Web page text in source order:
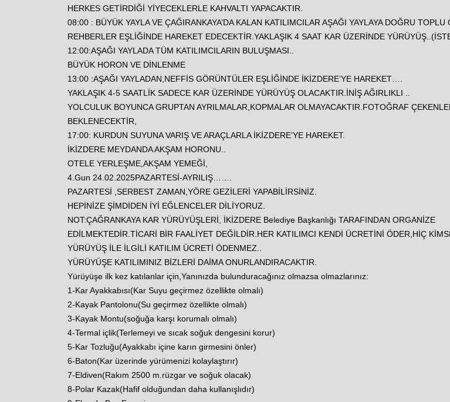
HERKES GETİRDİĞİ YİYECEKLERLE KAHVALTI YAPACAKTIR.
08:00 : BÜYÜK YAYLA VE ÇAĞIRANKAYA’DA KALAN KATILIMCILAR AŞAĞI YAYLAYA DOĞRU TOPLU
REHBERLER EŞLİĞİNDE HAREKET EDECEKTİR.YAKLAŞIK 4 SAAT KAR ÜZERİNDE
12:00:AŞAĞI YAYLADA TÜM KATILIMCILARIN BULUŞMASI..
BÜYÜK HORON VE DİNLENME
13:00 :AŞAĞI YAYLADAN,NEFFİS GÖRÜNTÜLER EŞLİĞİNDE İKİZDERE’YE HAREKET….
YAKLAŞIK 4-5 SAATLİK SADECE KAR ÜZERİNDE YÜRÜYÜŞ OLACAKTIR.İNİŞ AĞIRLIKLI ..
YOLCULUK BOYUNCA GRUPTAN AYRILMALAR,KOPMALAR OLMAYACAKTIR.FOTOĞRAF
BEKLENECEKTİR,
17:00: KURDUN SUYUNA VARIŞ VE ARAÇLARLA İKİZDERE’YE HAREKET.
İKİZDERE MEYDANDA AKŞAM HORONU..
OTELE YERLEŞME,AKŞAM YEMEĞİ,
4.Gun 24.02.2025PAZARTESİ-AYRILIŞ…….
PAZARTESİ ,SERBEST ZAMAN,YÖRE GEZİLERİ YAPABİLİRSİNİZ.
HEPİNİZE ŞİMDİDEN İYİ EĞLENCELER DİLİYORUZ.
NOT:ÇAĞRANKAYA KAR YÜRÜYÜŞLERİ, İKİZDERE Belediye Başkanlığı TARAFINDAN ORGANİZE
EDİLMEKTEDİR.TİCARİ BİR FAALİYET DEĞİLDİR.HER KATILIMCI KENDİ ÜCRETİNİ ÖDER,HİÇ
YÜRÜYÜŞ İLE İLGİLİ KATILIM ÜCRETİ ÖDENMEZ..
YÜRÜYÜŞE KATILIMINIZ BİZLERİ DAİMA ONURLANDIRACAKTIR.
Yürüyüşe ilk kez katılanlar için,Yanınızda bulunduracağınız olmazsa olmazlarınız:
1-Kar Ayakkabısı(Kar Suyu geçirmez özellikte olmalı)
2-Kayak Pantolonu(Su geçirmez özellikte olmalı)
3-Kayak Montu(soğuğa karşı korumalı olmalı)
4-Termal içlik(Terlemeyi ve sıcak soğuk dengesini korur)
5-Kar Tozluğu(Ayakkabı içine karın girmesini önler)
6-Baton(Kar üzerinde yürümenizi kolaylaştırır)
7-Eldiven(Rakım 2500 m.rüzgar ve soğuk olacak)
8-Polar Kazak(Hafif olduğundan daha kullanışlıdır)